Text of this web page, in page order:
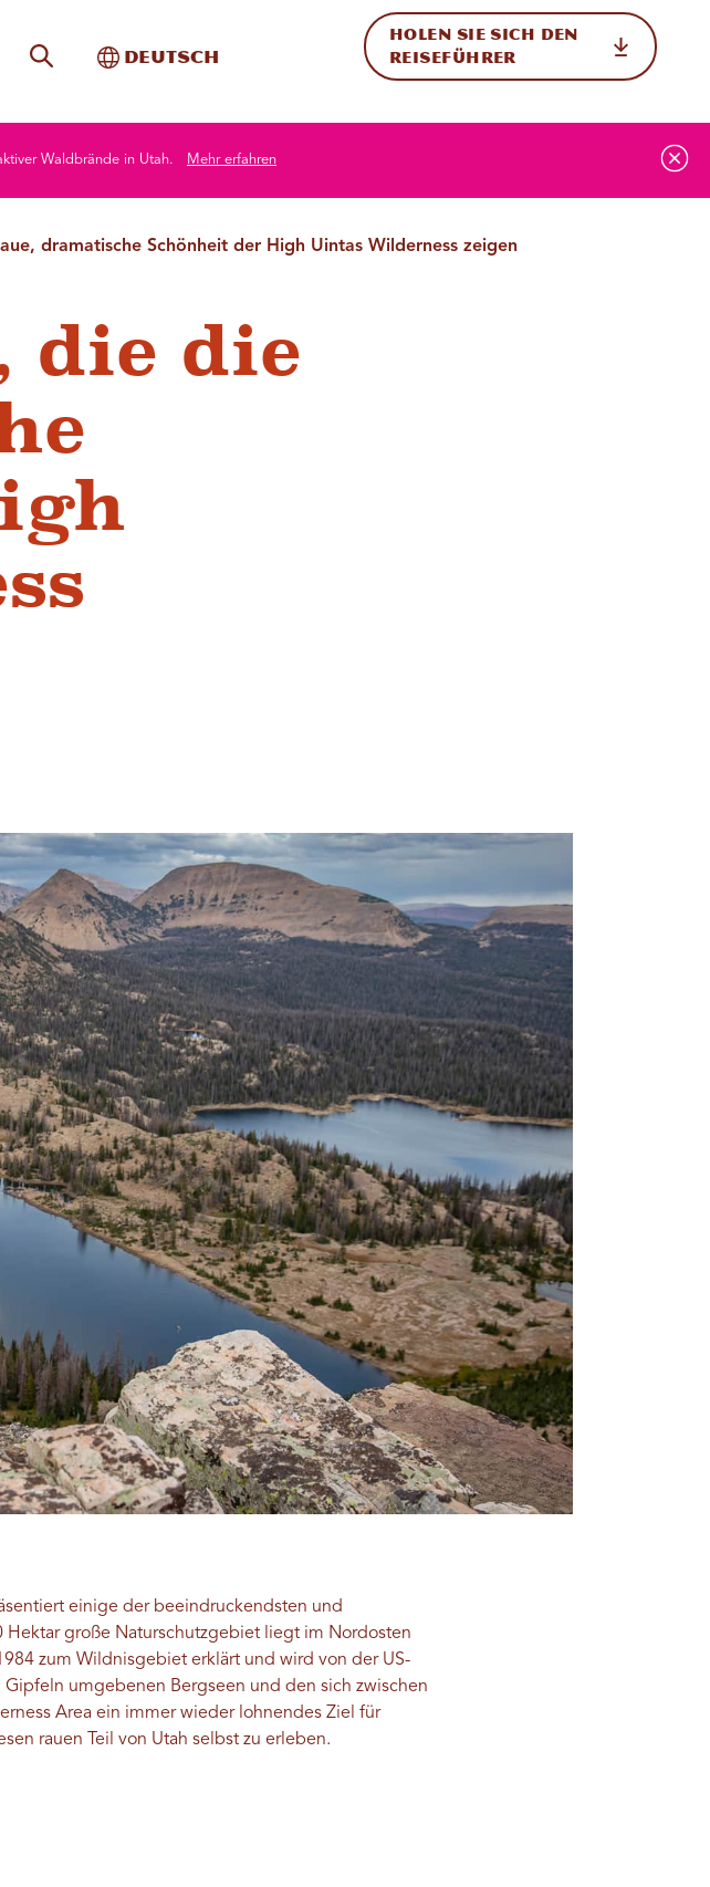
Website-Suche
Toggle International
Deutsch
HOLEN SIE SICH DEN
REISEFÜHRER
Waldbrände in Utah. Mehr erfahren
dramatische Schönheit der High Uintas Wilderness zeigen
die die
einige der beeindruckendsten und
Hektar große Naturschutzgebiet liegt im Nordosten
zum Wildnisgebiet erklärt und wird von der US-
umgebenen Bergseen und den sich zwischen
Area ein immer wieder lohnendes Ziel für
rauen Teil von Utah selbst zu erleben.